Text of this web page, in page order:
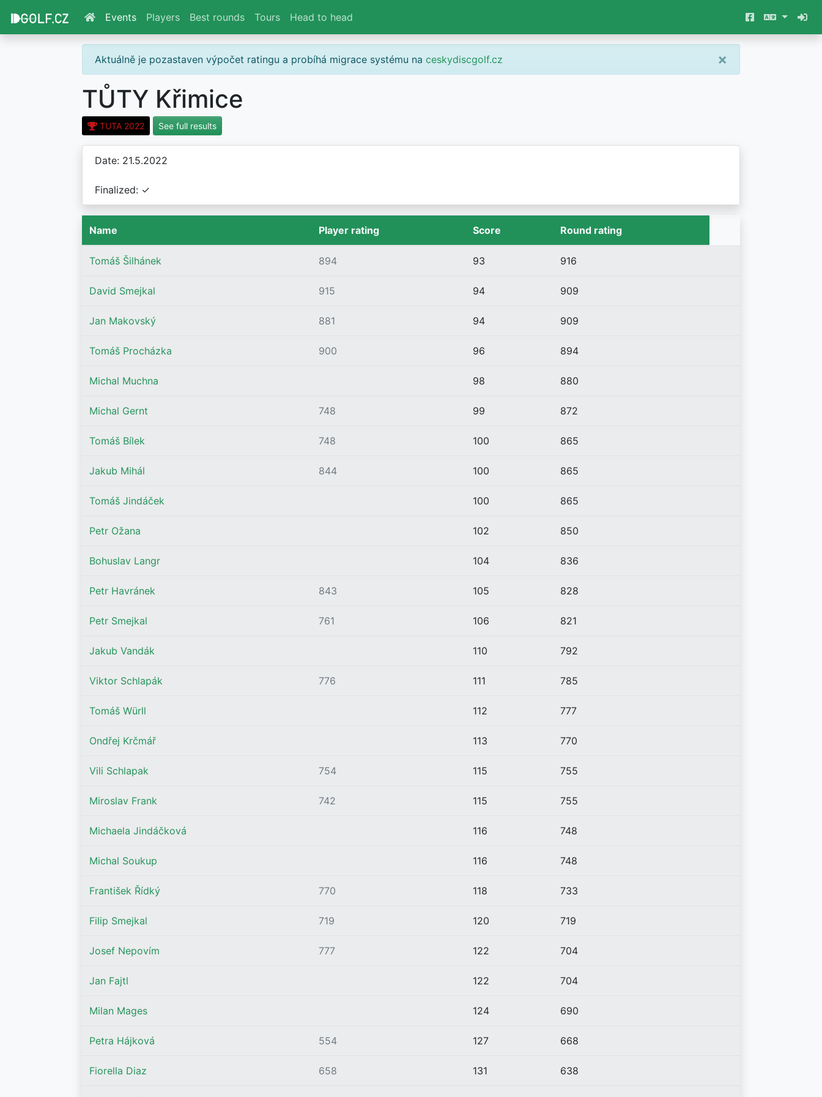
Events Players Best rounds Tours Head to head
Aktuálně je pozastaven výpočet ratingu a probíhá migrace systému na ceskydiscgolf.cz ×
TŮTY Křimice
TUTA 2022 See full results
Date: 21.5.2022
Finalized: ✓
Name Player rating Score Round rating
Tomáš Šilhánek 894 93 916
David Smejkal 915 94 909
Jan Makovský 881 94 909
Tomáš Procházka 900 96 894
Michal Muchna 98 880
Michal Gernt 748 99 872
Tomáš Bílek 748 100 865
Jakub Mihál 844 100 865
Tomáš Jindáček 100 865
Petr Ožana 102 850
Bohuslav Langr 104 836
Petr Havránek 843 105 828
Petr Smejkal 761 106 821
Jakub Vandák 110 792
Viktor Schlapák 776 111 785
Tomáš Würll 112 777
Ondřej Krčmář 113 770
Vili Schlapak 754 115 755
Miroslav Frank 742 115 755
Michaela Jindáčková 116 748
Michal Soukup 116 748
František Řídký 770 118 733
Filip Smejkal 719 120 719
Josef Nepovím 777 122 704
Jan Fajtl 122 704
Milan Mages 124 690
Petra Hájková 554 127 668
Fiorella Diaz 658 131 638